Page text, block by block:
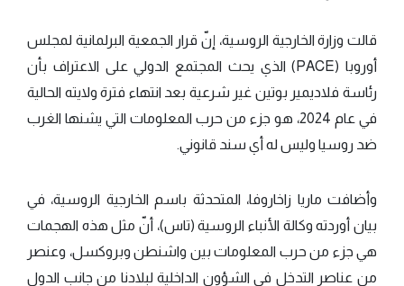
قالت وزارة الخارجية الروسية، إنّ قرار الجمعية البرلمانية لمجلس
أوروبا (PACE) الذي يحث المجتمع الدولي على الاعتراف بأن
رئاسة فلاديمير بوتين غير شرعية بعد انتهاء فترة ولايته الحالية
في عام 2024، هو جزء من حرب المعلومات التي يشنها الغرب
ضد روسيا وليس له أي سند قانوني.
وأضافت ماريا زاخاروفا، المتحدثة باسم الخارجية الروسية، في
بيان أوردته وكالة الأنباء الروسية (تاس)، أنّ مثل هذه الهجمات
هي جزء من حرب المعلومات بين واشنطن وبروكسل، وعنصر
من عناصر التدخل في الشؤون الداخلية لبلادنا من جانب الدول